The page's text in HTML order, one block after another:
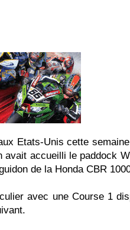
Unis cette semaine
accueilli le paddock
de la Honda CBR
avec une Course 1